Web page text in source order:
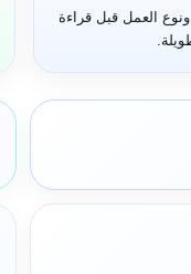
ونوع العمل قبل قراءة